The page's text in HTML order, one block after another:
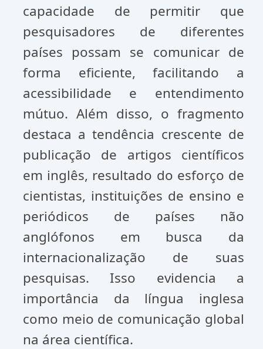
capacidade de permitir que
pesquisadores de diferentes
países possam se comunicar de
forma eficiente, facilitando a
acessibilidade e entendimento
mútuo. Além disso, o fragmento
destaca a tendência crescente de
publicação de artigos científicos
em inglês, resultado do esforço de
cientistas, instituições de ensino e
periódicos de países não
anglófonos em busca da
internacionalização de suas
pesquisas. Isso evidencia a
importância da língua inglesa
como meio de comunicação global
na área científica.